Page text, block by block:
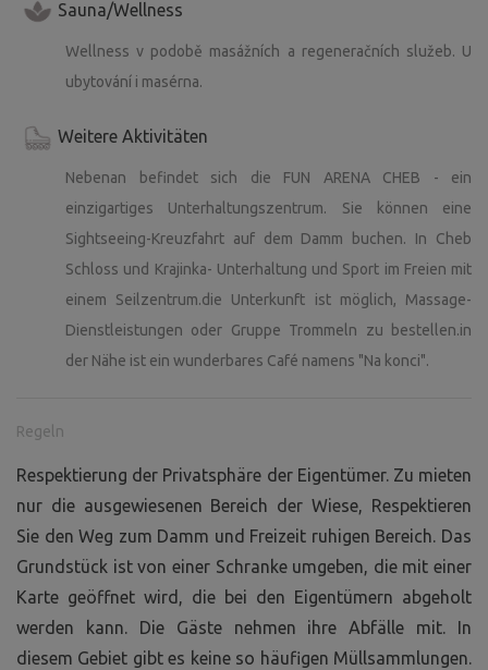
Sauna/Wellness
Wellness v podobě masážních a regeneračních služeb. U
ubytování i masérna.
Weitere Aktivitäten
Nebenan befindet sich die FUN ARENA CHEB - ein
einzigartiges Unterhaltungszentrum. Sie können eine
Sightseeing-Kreuzfahrt auf dem Damm buchen. In Cheb
Schloss und Krajinka- Unterhaltung und Sport im Freien mit
einem Seilzentrum.die Unterkunft ist möglich, Massage-
Dienstleistungen oder Gruppe Trommeln zu bestellen.in
der Nähe ist ein wunderbares Café namens "Na konci".
Regeln
Respektierung der Privatsphäre der Eigentümer. Zu mieten
nur die ausgewiesenen Bereich der Wiese, Respektieren
Sie den Weg zum Damm und Freizeit ruhigen Bereich. Das
Grundstück ist von einer Schranke umgeben, die mit einer
Karte geöffnet wird, die bei den Eigentümern abgeholt
werden kann. Die Gäste nehmen ihre Abfälle mit. In
diesem Gebiet gibt es keine so häufigen Müllsammlungen.